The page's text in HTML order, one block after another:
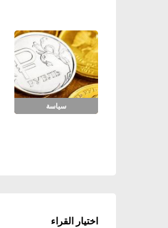
سياسة
اختيار القراء